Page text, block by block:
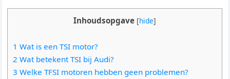
Inhoudsopgave [hide]
1 Wat is een TSI motor?
2 Wat betekent TSI bij Audi?
3 Welke TFSI motoren hebben geen problemen?